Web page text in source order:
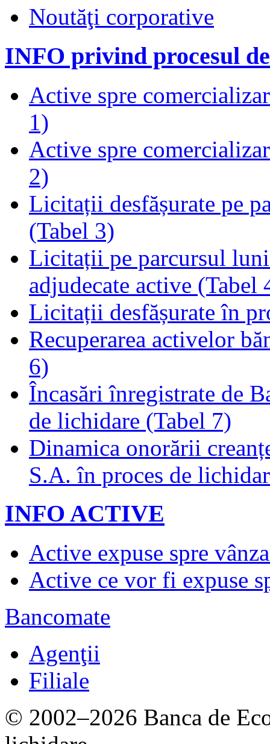
Noutăţi corporative
INFO privind procesul
Active spre
1)
Active spre
2)
Licitații desfășurate pe
(Tabel 3)
Licitații pe parcursul
adjudecate active (Tabel
Licitații desfășurate în
Recuperarea activelor
6)
Încasări înregistrate de
de lichidare (Tabel 7)
Dinamica onorării
S.A. în proces de
INFO ACTIVE
Active expuse spre
Active ce vor fi expuse
Bancomate
Agenţii
Filiale
© 2002–2026 Banca de